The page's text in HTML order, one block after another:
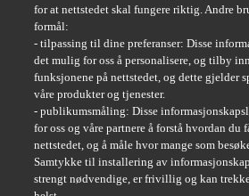
for at nettstedet skal fungere riktig. Andre
formål:
- tilpassing til dine preferanser: Disse
det mulig for oss å personalisere, og tilby
funksjonene på nettstedet, og dette gjelder
våre produkter og tjenester.
- publikumsmåling: Disse
for oss og våre partnere å forstå hvordan du
nettstedet, og å måle hvor mange som
Samtykke til installering av
strengt nødvendige, er frivillig og kan